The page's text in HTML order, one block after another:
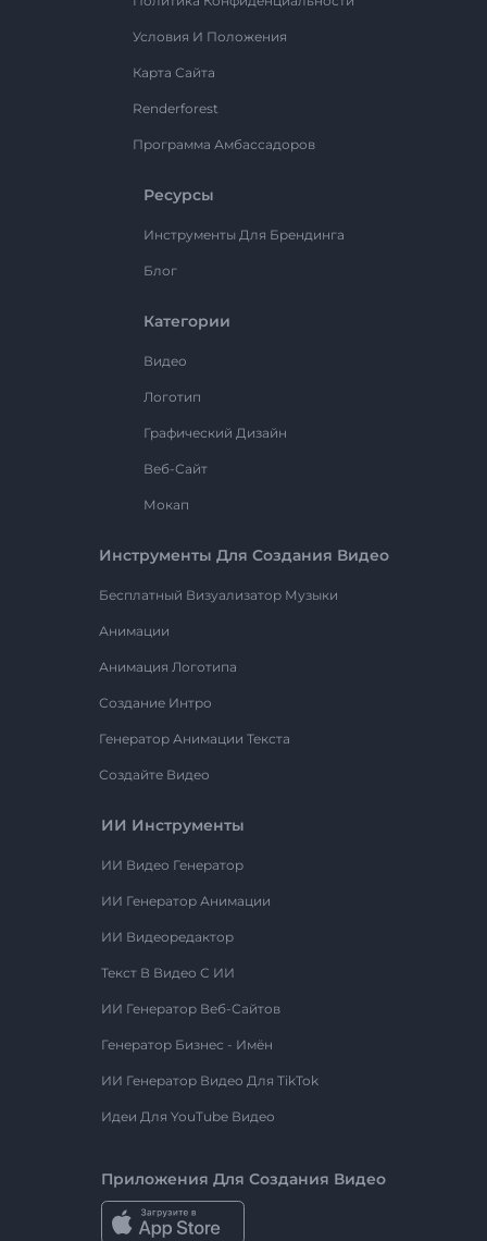
Условия И Положения
Карта Сайта
Renderforest
Программа Амбассадоров
Ресурсы
Инструменты Для Брендинга
Блог
Категории
Видео
Логотип
Графический Дизайн
Веб-Сайт
Мокап
Инструменты Для Создания Видео
Бесплатный Визуализатор Музыки
Анимации
Анимация Логотипа
Создание Интро
Генератор Анимации Текста
Создайте Видео
ИИ Инструменты
ИИ Видео Генератор
ИИ Генератор Анимации
ИИ Видеоредактор
Текст В Видео С ИИ
ИИ Генератор Веб-Сайтов
Генератор Бизнес - Имён
ИИ Генератор Видео Для TikTok
Идеи Для YouTube Видео
Приложения Для Создания Видео